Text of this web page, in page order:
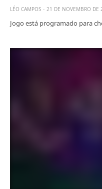
LÉO CAMPOS 21 DE NOVEMBRO DE
Jogo está programado para